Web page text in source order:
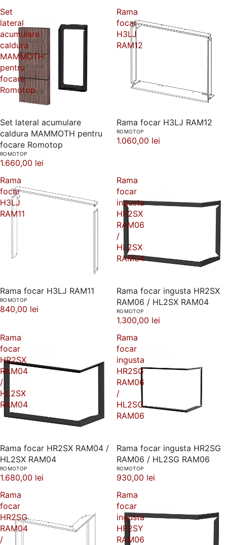
Set
lateral
acumulare
caldura
MAMMOTH
pentru
focare
Romotop
Set lateral acumulare
caldura MAMMOTH pentru
focare Romotop
ROMOTOP
1.660,00 lei
Rama
focar
H3LJ
RAM12
Rama focar H3LJ RAM12
ROMOTOP
1.060,00 lei
Rama
focar
H3LJ
RAM11
Rama focar H3LJ RAM11
ROMOTOP
840,00 lei
Rama
focar
ingusta
HR2SX
RAM06
/
HL2SX
RAM04
Rama focar ingusta HR2SX
RAM06 / HL2SX RAM04
ROMOTOP
1.300,00 lei
Rama
focar
HR2SX
RAM04
/
HL2SX
RAM04
Rama focar HR2SX RAM04 /
HL2SX RAM04
ROMOTOP
1.680,00 lei
Rama
focar
ingusta
HR2SG
RAM06
/
HL2SG
RAM06
Rama focar ingusta HR2SG
RAM06 / HL2SG RAM06
ROMOTOP
930,00 lei
Rama
focar
HR2SG
RAM04
/
Rama
focar
ingusta
HR2SY
RAM06